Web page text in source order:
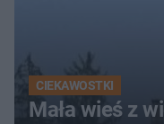
CIEKAWOSTKI
Mała wieś z